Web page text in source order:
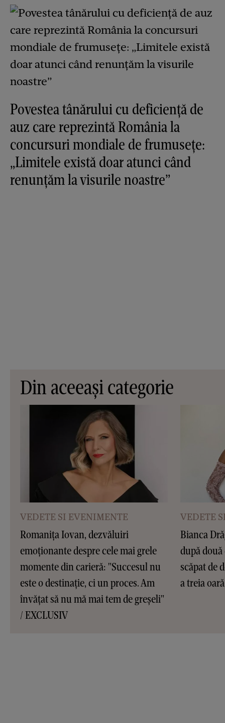
Povestea tânărului cu deficiență de
auz care reprezintă România la
concursuri mondiale de frumusețe:
„Limitele există doar atunci când
renunțăm la visurile noastre”
Din aceeași categorie
VEDETE SI EVENIMENTE
Romanița Iovan, dezvăluiri
emoționante despre cele mai grele
momente din carieră: "Succesul nu
este o destinație, ci un proces. Am
învățat să nu mă mai tem de greșeli"
/ EXCLUSIV
VEDETE
Bianca
după
scăpat de
a treia